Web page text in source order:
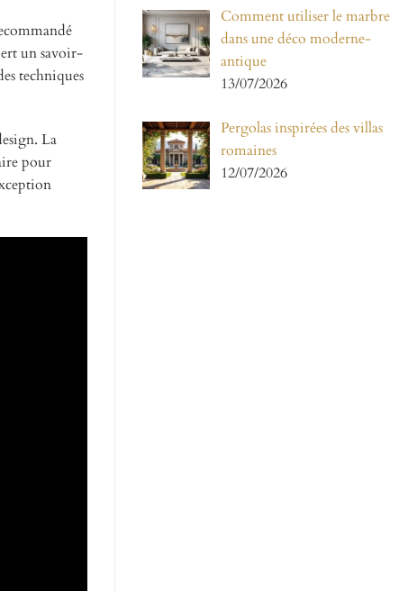
un savoir-
techniques
La
pour
Comment utiliser le marbre
dans une déco moderne-
antique
13/07/2026
Pergolas inspirées des villas
romaines
12/07/2026